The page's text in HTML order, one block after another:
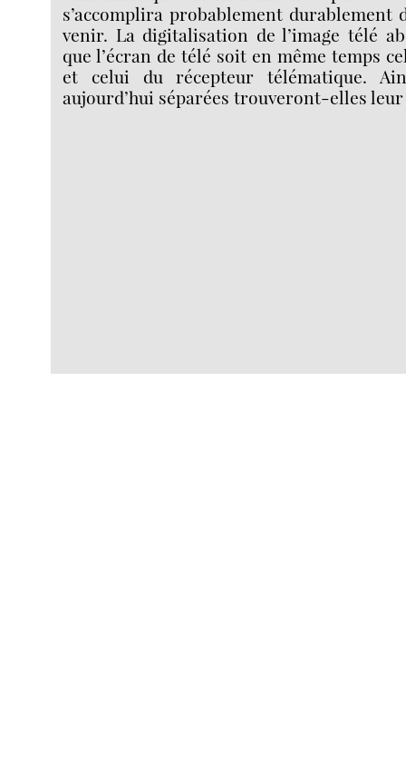
s’accomplira probablement durablement
venir. La digitalisation de l’image télé
que l’écran de télé soit en même temps
et celui du récepteur télématique.
aujourd’hui séparées trouveront-elles